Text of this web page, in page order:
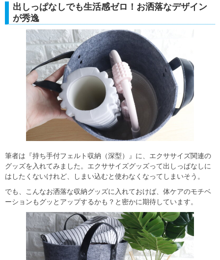
出しっぱなしでも生活感ゼロ！お洒落なデザイン
が秀逸
筆者は『持ち手付フェルト収納（深型）』に、エクササイズ関連の
グッズを入れてみました。エクササイズグッズって出しっぱなしに
はしたくないけれど、しまい込むと使わなくなってしまいそう。
でも、こんなお洒落な収納グッズに入れておけば、体ケアのモチベ
ーションもグッとアップするかも？と密かに期待しています。